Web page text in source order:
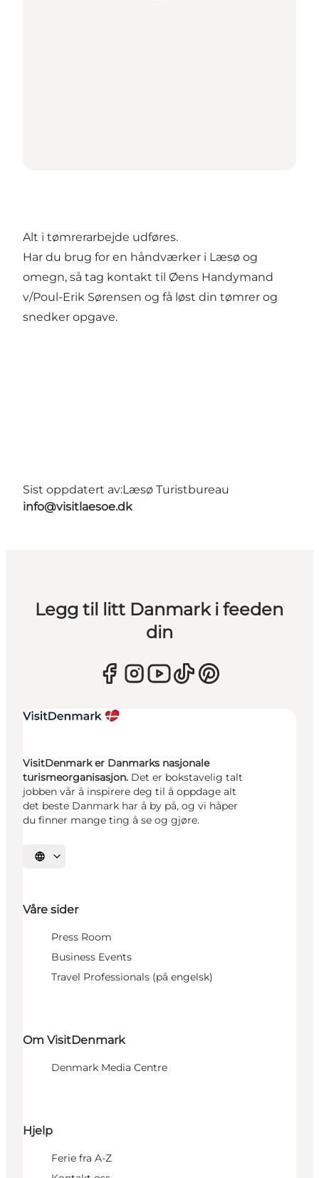
Alt i tømrerarbejde udføres.
Har du brug for en håndværker i Læsø og
omegn, så tag kontakt til Øens Handymand
v/Poul-Erik Sørensen og få løst din tømrer og
snedker opgave.
Sist oppdatert av:Læsø Turistbureau
info@visitlaesoe.dk
Legg til litt Danmark i feeden
din
VisitDenmark er Danmarks nasjonale
turismeorganisasjon. Det er bokstavelig talt
jobben vår å inspirere deg til å oppdage alt
det beste Danmark har å by på, og vi håper
du finner mange ting å se og gjøre.
Velg språk
Våre sider
Press Room
Business Events
Travel Professionals (på engelsk)
Om VisitDenmark
Denmark Media Centre
Hjelp
Ferie fra A-Z